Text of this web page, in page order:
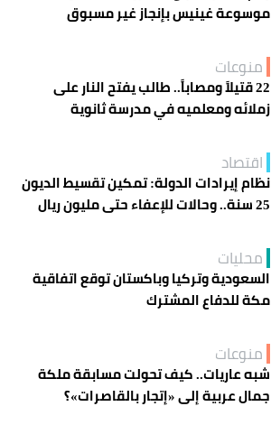
موسوعة غينيس بإنجاز غير مسبوق
منوعات
22 قتيلاً ومصاباً.. طالب يفتح النار على
زملائه ومعلميه في مدرسة ثانوية
اقتصاد
نظام إيرادات الدولة: تمكين تقسيط الديون
25 سنة.. وحالات للإعفاء حتى مليون ريال
محليات
السعودية وتركيا وباكستان توقع اتفاقية
مكة للدفاع المشترك
منوعات
شبه عاريات.. كيف تحولت مسابقة ملكة
جمال عربية إلى «إتجار بالقاصرات»؟